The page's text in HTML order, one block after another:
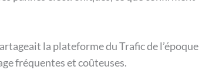
la plateforme du Trafic de l’époque
fréquentes et coûteuses.